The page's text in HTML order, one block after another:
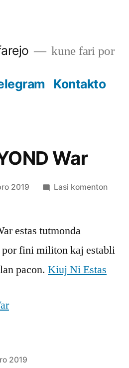
kune fari por
Kontakto
War
2019 Lasi komentonpri
estas tutmonda
por fini militon kaj establi
pacon. Kiuj Ni Estas
2019